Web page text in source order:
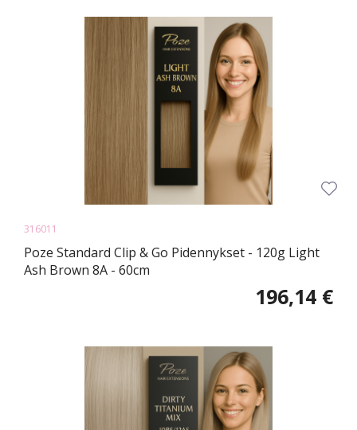
316011
Poze Standard Clip & Go Pidennykset - 120g Light
Ash Brown 8A - 60cm
196,14 €